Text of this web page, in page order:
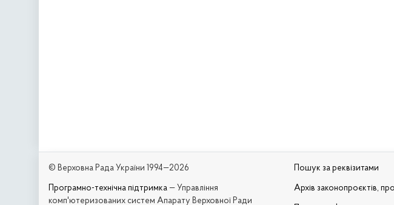
© Верховна Рада України 1994—2026
Програмно-технічна підтримка — Управління
комп'ютеризованих систем Апарату Верховної Ради
Пошук за реквізитами
Архів законопроєктів,